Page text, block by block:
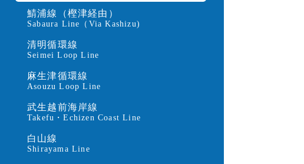
鯖浦線（樫津経由）
Sabaura Line（Via Kashizu)
清明循環線
Seimei Loop Line
麻生津循環線
Asouzu Loop Line
武生越前海岸線
Takefu・Echizen Coast Line
白山線
Shirayama Line